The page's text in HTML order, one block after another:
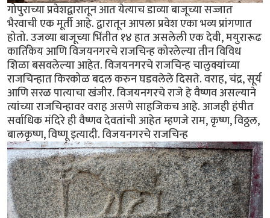
गोपुराच्या प्रवेशद्वारातून आत येत्याच डाव्या बाजूच्या सज्जात
भैरवाची एक मूर्ती आहे. द्वारातून आपला प्रवेश एका भव्य प्रांगणात
होतो. उजव्या बाजूच्या भिंतीत १४ हात असलेली एक देवी, मयुरारूढ
कार्तिकेय आणि विजयनगरचे राजचिन्ह कोरलेल्या तीन विविध
शिळा बसवलेल्या आहेत. विजयनगरचे राजचिन्ह चालुक्यांच्या
राजचिन्हात किरकोळ बदल करुन घडवलेले दिसते. वराह, चंद्र, सूर्य
आणि सरळ पात्याचा खंजीर. विजयनगरचे राजे हे वैष्णव असल्याने
त्यांच्या राजचिन्हावर वराह असणे साहजिकच आहे. आजही हंपीत
सर्वाधिक मंदिरे ही वैष्णव देवतांची आहेत म्हणजे राम, कृष्ण, विठ्ठल,
बालकृष्ण, विष्णू इत्यादी. विजयनगरचे राजचिन्ह